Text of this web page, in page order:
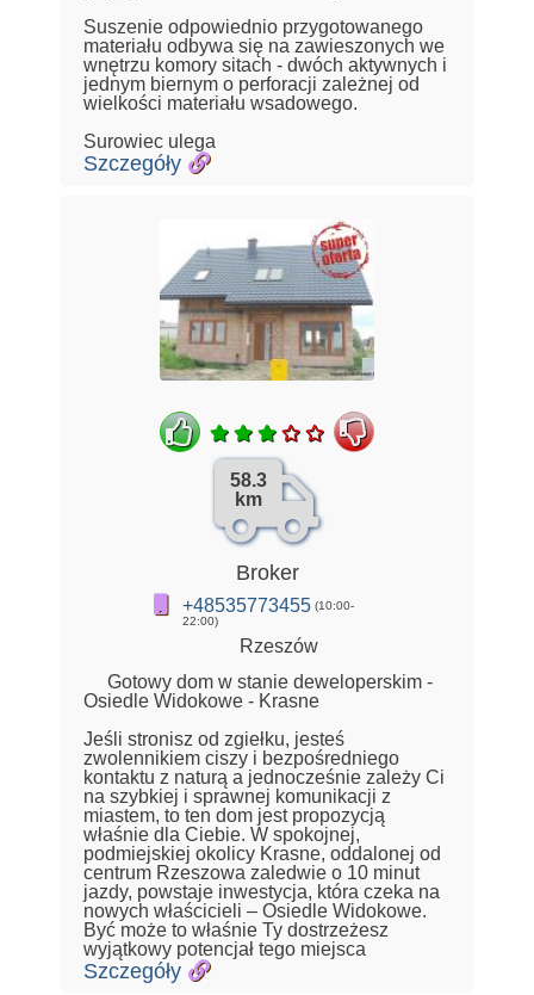
Suszenie odpowiednio przygotowanego
materiału odbywa się na zawieszonych we
wnętrzu komory sitach - dwóch aktywnych i
jednym biernym o perforacji zależnej od
wielkości materiału wsadowego.
Surowiec ulega
Szczegóły
58.3
km
Broker
+48535773455 (10:00-
22:00)
Rzeszów
Gotowy dom w stanie deweloperskim -
Osiedle Widokowe - Krasne
Jeśli stronisz od zgiełku, jesteś
zwolennikiem ciszy i bezpośredniego
kontaktu z naturą a jednocześnie zależy Ci
na szybkiej i sprawnej komunikacji z
miastem, to ten dom jest propozycją
właśnie dla Ciebie. W spokojnej,
podmiejskiej okolicy Krasne, oddalonej od
centrum Rzeszowa zaledwie o 10 minut
jazdy, powstaje inwestycja, która czeka na
nowych właścicieli – Osiedle Widokowe.
Być może to właśnie Ty dostrzeżesz
wyjątkowy potencjał tego miejsca
Szczegóły